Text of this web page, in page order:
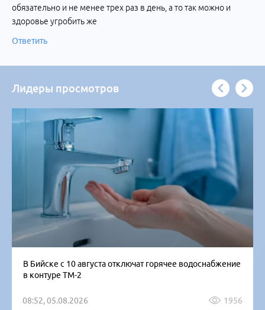
обязательно и не менее трех раз в день, а то так можно и
здоровье угробить же
Ответить
Лидеры просмотров
В Бийске с 10 августа отключат горячее водоснабжение
в контуре ТМ-2
08:52, 05.08.2026 1956